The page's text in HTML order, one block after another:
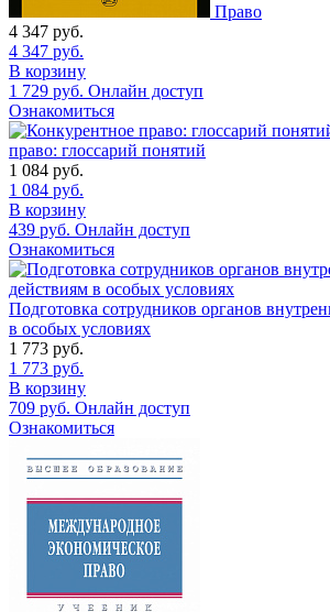
Право
4 347 руб.
4 347 руб.
В корзину
1 729 руб. Онлайн доступ
Ознакомиться
право: глоссарий понятий
1 084 руб.
1 084 руб.
В корзину
439 руб. Онлайн доступ
Ознакомиться
Подготовка сотрудников органов
в особых условиях
1 773 руб.
1 773 руб.
В корзину
709 руб. Онлайн доступ
Ознакомиться